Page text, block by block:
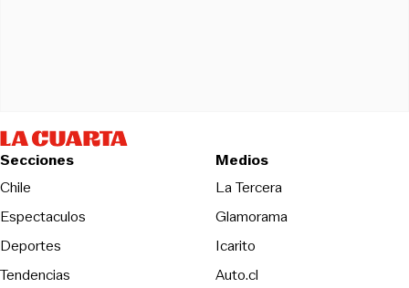
Secciones
Chile
Espectaculos
Deportes
Tendencias
Medios
La TerceraOpens in new
Glamorama
Icarito
Auto.cl